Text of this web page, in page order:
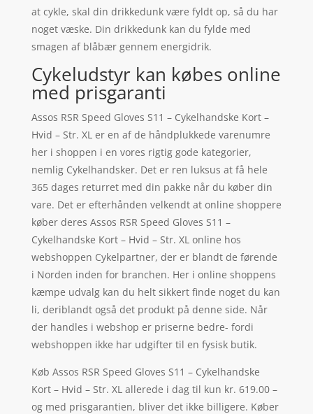
at cykle, skal din drikkedunk være fyldt op, så du har
noget væske. Din drikkedunk kan du fylde med
smagen af blåbær gennem energidrik.
Cykeludstyr kan købes online
med prisgaranti
Assos RSR Speed Gloves S11 – Cykelhandske Kort –
Hvid – Str. XL er en af de håndplukkede varenumre
her i shoppen i en vores rigtig gode kategorier,
nemlig Cykelhandsker. Det er ren luksus at få hele
365 dages returret med din pakke når du køber din
vare. Det er efterhånden velkendt at online shoppere
køber deres Assos RSR Speed Gloves S11 –
Cykelhandske Kort – Hvid – Str. XL online hos
webshoppen Cykelpartner, der er blandt de førende
i Norden inden for branchen. Her i online shoppens
kæmpe udvalg kan du helt sikkert finde noget du kan
li, deriblandt også det produkt på denne side. Når
der handles i webshop er priserne bedre- fordi
webshoppen ikke har udgifter til en fysisk butik.
Køb Assos RSR Speed Gloves S11 – Cykelhandske
Kort – Hvid – Str. XL allerede i dag til kun kr. 619.00 –
og med prisgarantien, bliver det ikke billigere. Køber